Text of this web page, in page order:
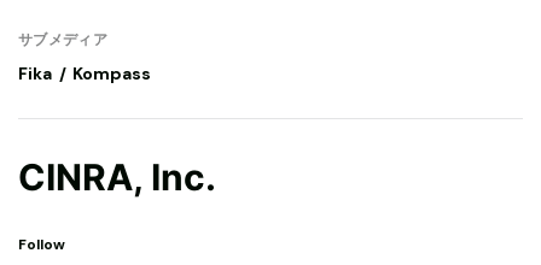
サブメディア
Fika Kompass
CINRA, Inc.
Follow